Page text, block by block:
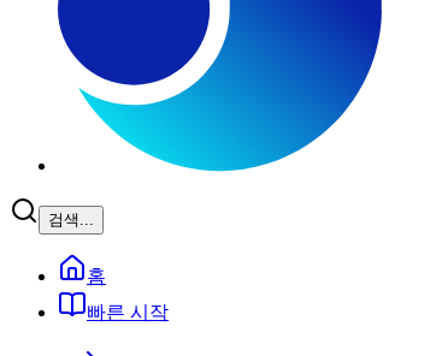
검색...
홈
빠른 시작